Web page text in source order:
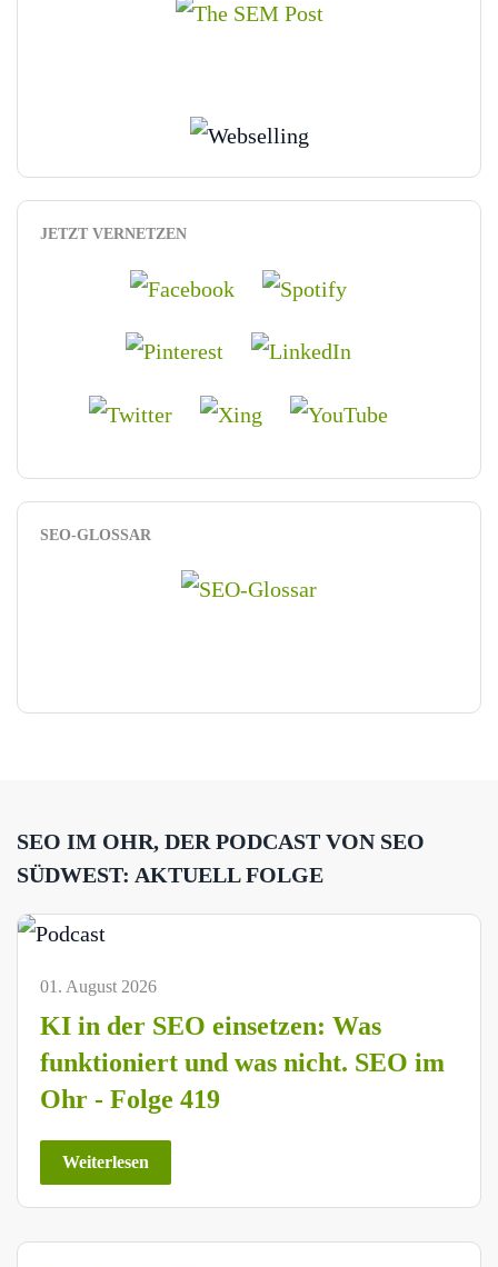
JETZT VERNETZEN
SEO-GLOSSAR
SEO IM OHR, DER PODCAST VON SEO
SÜDWEST: AKTUELL FOLGE
01. August 2026
KI in der SEO einsetzen: Was
funktioniert und was nicht. SEO im
Ohr - Folge 419
Weiterlesen